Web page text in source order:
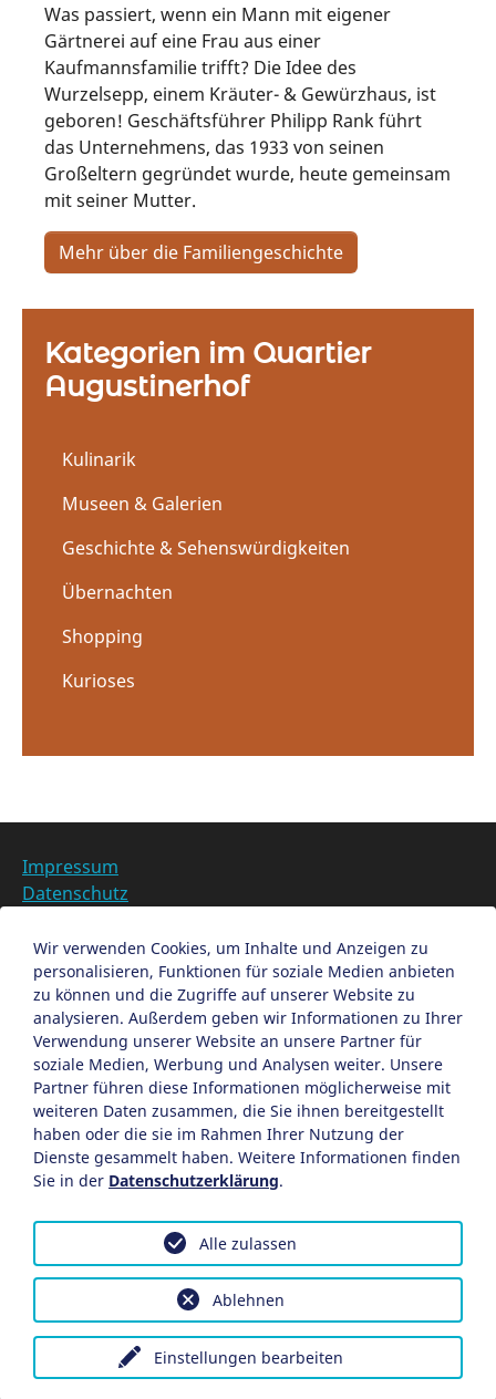
Was passiert, wenn ein Mann mit eigener
Gärtnerei auf eine Frau aus einer
Kaufmannsfamilie trifft? Die Idee des
Wurzelsepp, einem Kräuter- & Gewürzhaus, ist
geboren! Geschäftsführer Philipp Rank führt
das Unternehmens, das 1933 von seinen
Großeltern gegründet wurde, heute gemeinsam
mit seiner Mutter.
Mehr über die Familiengeschichte
Kategorien im Quartier
Augustinerhof
Kulinarik
Museen & Galerien
Geschichte & Sehenswürdigkeiten
Übernachten
Shopping
Kurioses
Weinbar 075
Museumsladen am Albrecht-Dürer- Haus
Impressum
Datenschutz
Datenschutzeinstellungen anpassen
EN
Ein Projekt der Congress- und Tourismus-Zentrale
Nürnberg
Facebook
X Instagram
Wir verwenden Cookies, um Inhalte und Anzeigen zu
personalisieren, Funktionen für soziale Medien anbieten
zu können und die Zugriffe auf unserer Website zu
analysieren. Außerdem geben wir Informationen zu Ihrer
Verwendung unserer Website an unsere Partner für
soziale Medien, Werbung und Analysen weiter. Unsere
Partner führen diese Informationen möglicherweise mit
weiteren Daten zusammen, die Sie ihnen bereitgestellt
haben oder die sie im Rahmen Ihrer Nutzung der
Dienste gesammelt haben. Weitere Informationen finden
Sie in der Datenschutzerklärung.
Einstellungen bearbeiten
Ablehnen
Alle zulassen